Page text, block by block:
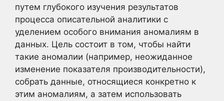
путем глубокого изучения результатов
процесса описательной аналитики с
уделением особого внимания аномалиям в
данных. Цель состоит в том, чтобы найти
такие аномалии (например, неожиданное
изменение показателя производительности),
собрать данные, относящиеся конкретно к
этим аномалиям, а затем использовать